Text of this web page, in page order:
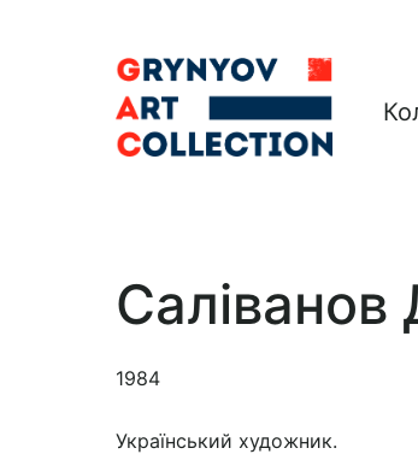
Саліванов
1984
Український художник.